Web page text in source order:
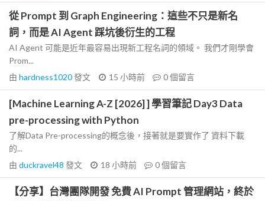
從 Prompt 到 Graph Engineering：這些不只是新名
詞，而是 AI Agent 踩坑後衍生的工程
AI Agent 可能是近年最容易出現新工程名詞的領域。 我們才剛學會
Prom...
由 hardness1020發文 15 小時前 0個留言
[Machine Learning A-Z [2026] ] 學習筆記 Day3 Data
pre-processing with Python
了解Data Pre-processing的概念後，接著就是要實作了 資料下載
的...
由 duckravel48 發文 18 小時前 0個留言
【分享】台灣團隊開發 免費 AI Prompt 管理網站，終於